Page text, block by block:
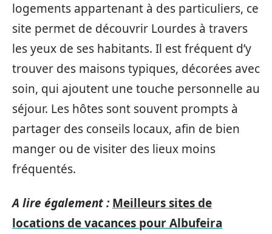
logements appartenant à des particuliers, ce
site permet de découvrir Lourdes à travers
les yeux de ses habitants. Il est fréquent d’y
trouver des maisons typiques, décorées avec
soin, qui ajoutent une touche personnelle au
séjour. Les hôtes sont souvent prompts à
partager des conseils locaux, afin de bien
manger ou de visiter des lieux moins
fréquentés.
A lire également : Meilleurs sites de
locations de vacances pour Albufeira